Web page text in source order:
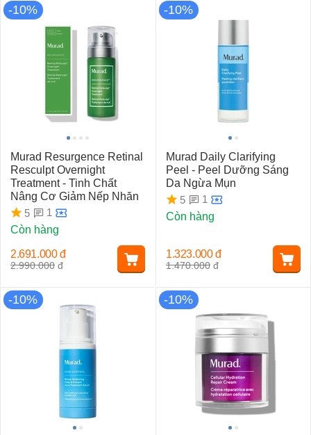
-10%
Murad Resurgence Retinal
Resculpt Overnight
Treatment - Tinh Chất
Nâng Cơ Giảm Nếp Nhăn
5
1
Còn hàng
2.990.000 đ
2.691.000 đ
-10%
Murad Daily Clarifying
Peel - Peel Dưỡng Sáng
Da Ngừa Mụn
5
1
Còn hàng
1.470.000 đ
1.323.000 đ
-10% -10%